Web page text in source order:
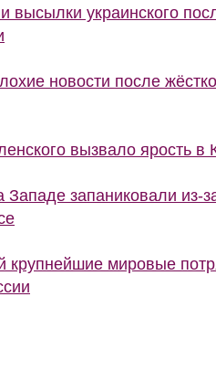
высылки украинского
новости после
вызвало ярость в
Западе запаниковали из-
крупнейшие мировые